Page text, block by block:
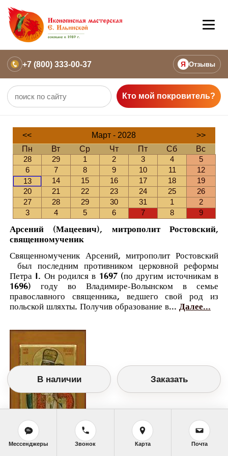
+7 (800) 333-00-37 Я Отзывы
Кто мой покровитель?
<< Март - 2028
>>
Пн
Вт Ср Чт Пт Сб
Вс
28
29 1 2 3 4
5
6
7 8 9 10 11
12
13
14 15 16 17 18
19
20
21 22 23 24 25
26
27
28 29 30 31 1
2
3
4 5 6 7 8 9
Арсений (Мацеевич), митрополит Ростовский,
священномученик
Священномученик Арсений, митрополит Ростовский
был последним противником церковной реформы
Петра I. Он родился в 1697 (по другим источникам в
1696) году во Владимире-Волынском в семье
православного священника, ведшего свой род из
польской шляхты. Получив образование в... Далее...
В наличии Заказать
Мессенджеры Звонок Карта Почта